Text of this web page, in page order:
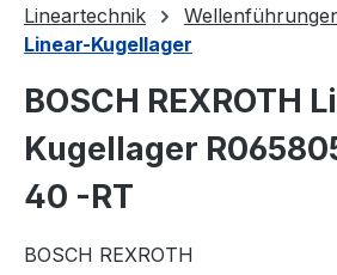
Lineartechnik
Linear-Kugellager
BOSCH REXROTH
Kugellager
40 -RT
BOSCH REXROTH